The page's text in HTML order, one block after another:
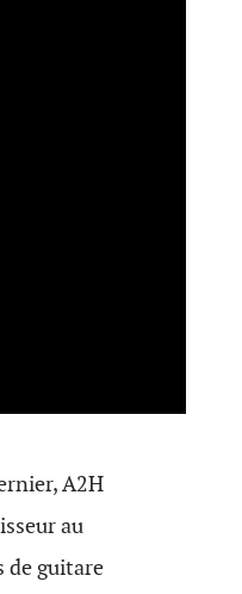
A2H
au
de guitare